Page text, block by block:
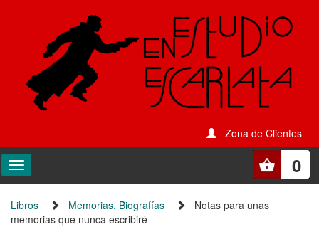
Zona de Clientes
0
Libros Memorias. Biografías
Notas para unas
memorias que nunca escribiré